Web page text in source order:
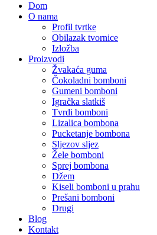
Dom
O nama
Profil tvrtke
Obilazak tvornice
Izložba
Proizvodi
Žvakaća guma
Čokoladni bomboni
Gumeni bomboni
Igračka slatkiš
Tvrdi bomboni
Lizalica bombona
Pucketanje bombona
Sljezov sljez
Žele bomboni
Sprej bombona
Džem
Kiseli bomboni u prahu
Prešani bomboni
Drugi
Blog
Kontakt